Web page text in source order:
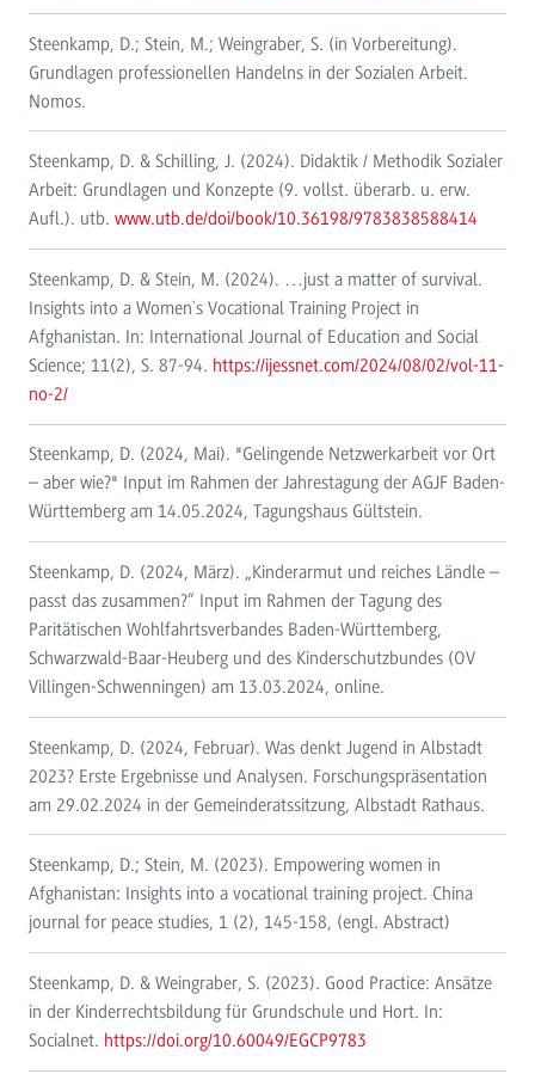
Steenkamp, D.; Stein, M.; Weingraber, S. (in Vorbereitung).
Grundlagen professionellen Handelns in der Sozialen Arbeit.
Nomos.
Steenkamp, D. & Schilling, J. (2024). Didaktik / Methodik Sozialer
Arbeit: Grundlagen und Konzepte (9. vollst. überarb. u. erw.
Aufl.). utb.www.utb.de/doi/book/10.36198/9783838588414
Steenkamp, D. & Stein, M. (2024). …just a matter of survival.
Insights into a Women`s Vocational Training Project in
Afghanistan. In: International Journal of Education and Social
Science; 11(2), S. 87-94. https://ijessnet.com/2024/08/02/vol-11-
no-2/
Steenkamp, D. (2024, Mai). "Gelingende Netzwerkarbeit vor Ort
– aber wie?" Input im Rahmen der Jahrestagung der AGJF Baden-
Württemberg am 14.05.2024, Tagungshaus Gültstein.
Steenkamp, D. (2024, März). „Kinderarmut und reiches Ländle –
passt das zusammen?“ Input im Rahmen der Tagung des
Paritätischen Wohlfahrtsverbandes Baden-Württemberg,
Schwarzwald-Baar-Heuberg und des Kinderschutzbundes (OV
Villingen-Schwenningen) am 13.03.2024, online.
Steenkamp, D. (2024, Februar). Was denkt Jugend in Albstadt
2023? Erste Ergebnisse und Analysen. Forschungspräsentation
am 29.02.2024 in der Gemeinderatssitzung, Albstadt Rathaus.
Steenkamp, D.; Stein, M. (2023). Empowering women in
Afghanistan: Insights into a vocational training project. China
journal for peace studies, 1 (2), 145-158, (engl. Abstract)
Steenkamp, D. & Weingraber, S. (2023). Good Practice: Ansätze
in der Kinderrechtsbildung für Grundschule und Hort. In:
Socialnet. https://doi.org/10.60049/EGCP9783